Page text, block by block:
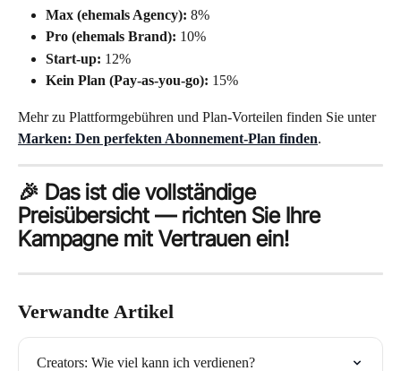
Max (ehemals Agency): 8%
Pro (ehemals Brand): 10%
Start-up: 12%
Kein Plan (Pay-as-you-go): 15%
Mehr zu Plattformgebühren und Plan-Vorteilen finden Sie unter
Marken: Den perfekten Abonnement-Plan finden.
🎉 Das ist die vollständige
Preisübersicht — richten Sie Ihre
Kampagne mit Vertrauen ein!
Verwandte Artikel
Creators: Wie viel kann ich verdienen?